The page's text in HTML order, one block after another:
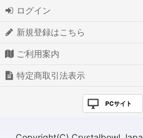
ログイン
新規登録はこちら
ご利用案内
特定商取引法表示
PCサイト